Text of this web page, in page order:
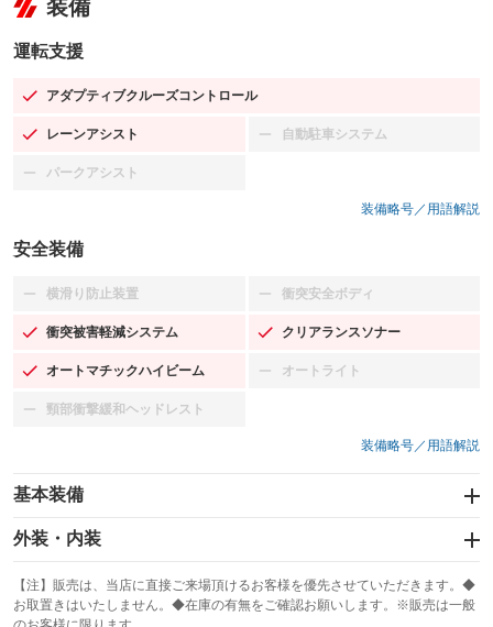
装備
運転支援
アダプティブクルーズコントロール
：装備あり
レーンアシスト
：装備あり 自動駐車システム
：装備なし
パークアシスト
：装備なし
装備略号／用語解説
安全装備
横滑り防止装置
：装備なし 衝突安全ボディ
：装備なし
衝突被害軽減システム
：装備あり クリアランスソナー
：装備あり
オートマチックハイビーム
：装備あり オートライト
：装備なし
頸部衝撃緩和ヘッドレスト
：装備なし
装備略号／用語解説
基本装備
エアバッグ：運転席/助手席
：装備あり
：装備あり
サンルーフ
：装備あり ABS
外装・内装
カーナビ：メモリーナビ他
：装備あり
TV：フルセグ
：装備あり
【注】販売は、当店に直接ご来場頂けるお客様を優先させていただきます。◆
お取置きはいたしません。◆在庫の有無をご確認お願いします。※販売は一般